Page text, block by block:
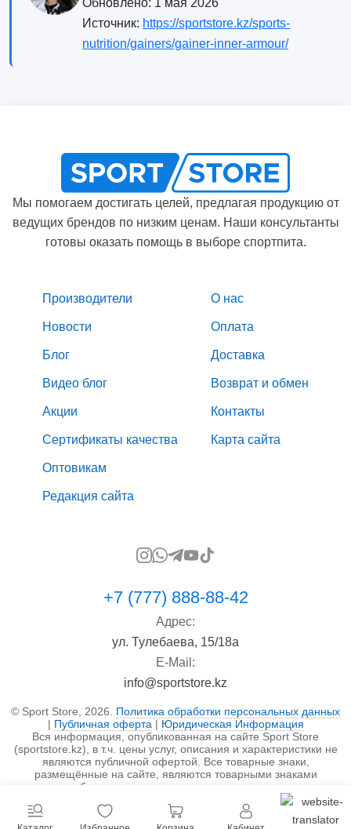
Обновлено: 1 мая 2026
Источник: https://sportstore.kz/sports-
nutrition/gainers/gainer-inner-armour/
Мы помогаем достигать целей, предлагая продукцию от
ведущих брендов по низким ценам. Наши консультанты
готовы оказать помощь в выборе спортпита.
Производители
Новости
Блог
Видео блог
Акции
Сертификаты качества
Оптовикам
Редакция сайта
О нас
Оплата
Доставка
Возврат и обмен
Контакты
Карта сайта
+7 (777) 888-88-42
Адрес:
ул. Тулебаева, 15/18а
E-Mail:
info@sportstore.kz
© Sport Store, 2026. Политика обработки персональных данных
| Публичная оферта| Юридическая Информация
Вся информация, опубликованная на сайте Sport Store
(sportstore.kz), в т.ч. цены услуг, описания и характеристики не
являются публичной офертой. Все товарные знаки,
размещённые на сайте, являются товарными знаками
правообладателя и используются исключительно в